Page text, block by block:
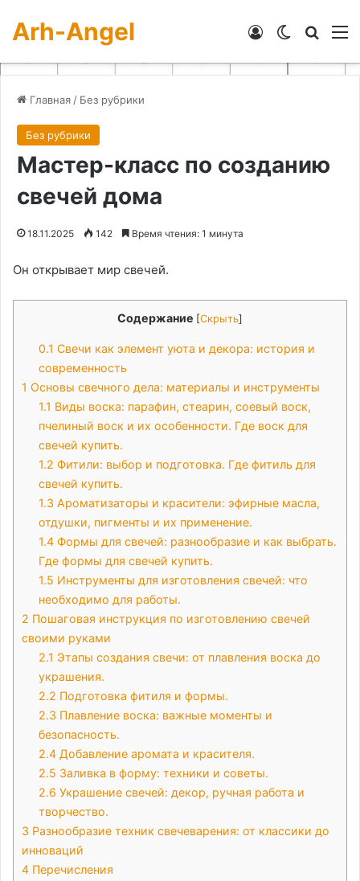
Arh-Angel Switch skin
Войти
Главная / Без рубрики
Без рубрики
Мастер-класс по созданию
свечей дома
18.11.2025 142 Время чтения: 1 минута
Он открывает мир свечей.
Содержание [Скрыть]
0.1 Свечи как элемент уюта и декора: история и
современность
1 Основы свечного дела: материалы и инструменты
1.1 Виды воска: парафин, стеарин, соевый воск,
пчелиный воск и их особенности. Где воск для
свечей купить.
1.2 Фитили: выбор и подготовка. Где фитиль для
свечей купить.
1.3 Ароматизаторы и красители: эфирные масла,
отдушки, пигменты и их применение.
1.4 Формы для свечей: разнообразие и как выбрать.
Где формы для свечей купить.
1.5 Инструменты для изготовления свечей: что
необходимо для работы.
2 Пошаговая инструкция по изготовлению свечей
своими руками
2.1 Этапы создания свечи: от плавления воска до
украшения.
2.2 Подготовка фитиля и формы.
2.3 Плавление воска: важные моменты и
безопасность.
2.4 Добавление аромата и красителя.
2.5 Заливка в форму: техники и советы.
2.6 Украшение свечей: декор, ручная работа и
творчество.
3 Разнообразие техник свечеварения: от классики до
инноваций
4 Перечисления